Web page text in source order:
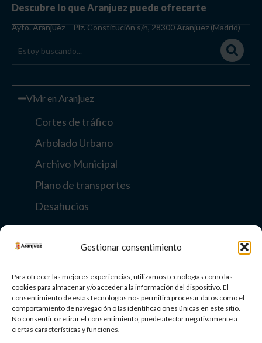
Gestionar consentimiento
Para ofrecer las mejores experiencias, utilizamos tecnologías como las
cookies para almacenar y/o acceder a la información del dispositivo. El
consentimiento de estas tecnologías nos permitirá procesar datos como el
comportamiento de navegación o las identificaciones únicas en este sitio.
No consentir o retirar el consentimiento, puede afectar negativamente a
ciertas características y funciones.
Descubre lo que Aranjuez puede ofrecerte
Ayto. Aranjuez – Plz. Constitución s/n, 28300 Aranjuez (Madrid)
Vivir en Aranjuez
Cortes de tráfico
Arbolado Urbano
Archivo Municipal
Plano de transportes
Desahucios
Enlaces de interés
Paisaje Cultural
de Aranjuez